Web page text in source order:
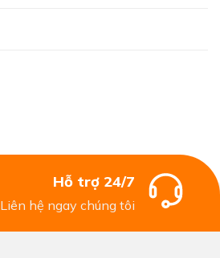
Hỗ trợ 24/7
Liên hệ ngay chúng tôi